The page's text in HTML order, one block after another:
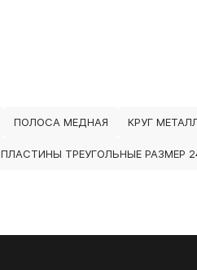
ПОЛОСА МЕДНАЯ КРУГ
ПЛАСТИНЫ ТРЕУГОЛЬНЫЕ РАЗМЕР